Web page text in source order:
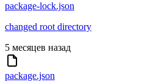
package-lock.json
changed root directory
5 месяцев назад
package.json